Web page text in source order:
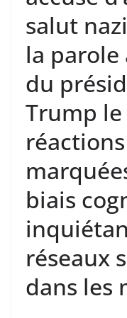
salut
la parole
du
Trump
biais
réseaux
dans les